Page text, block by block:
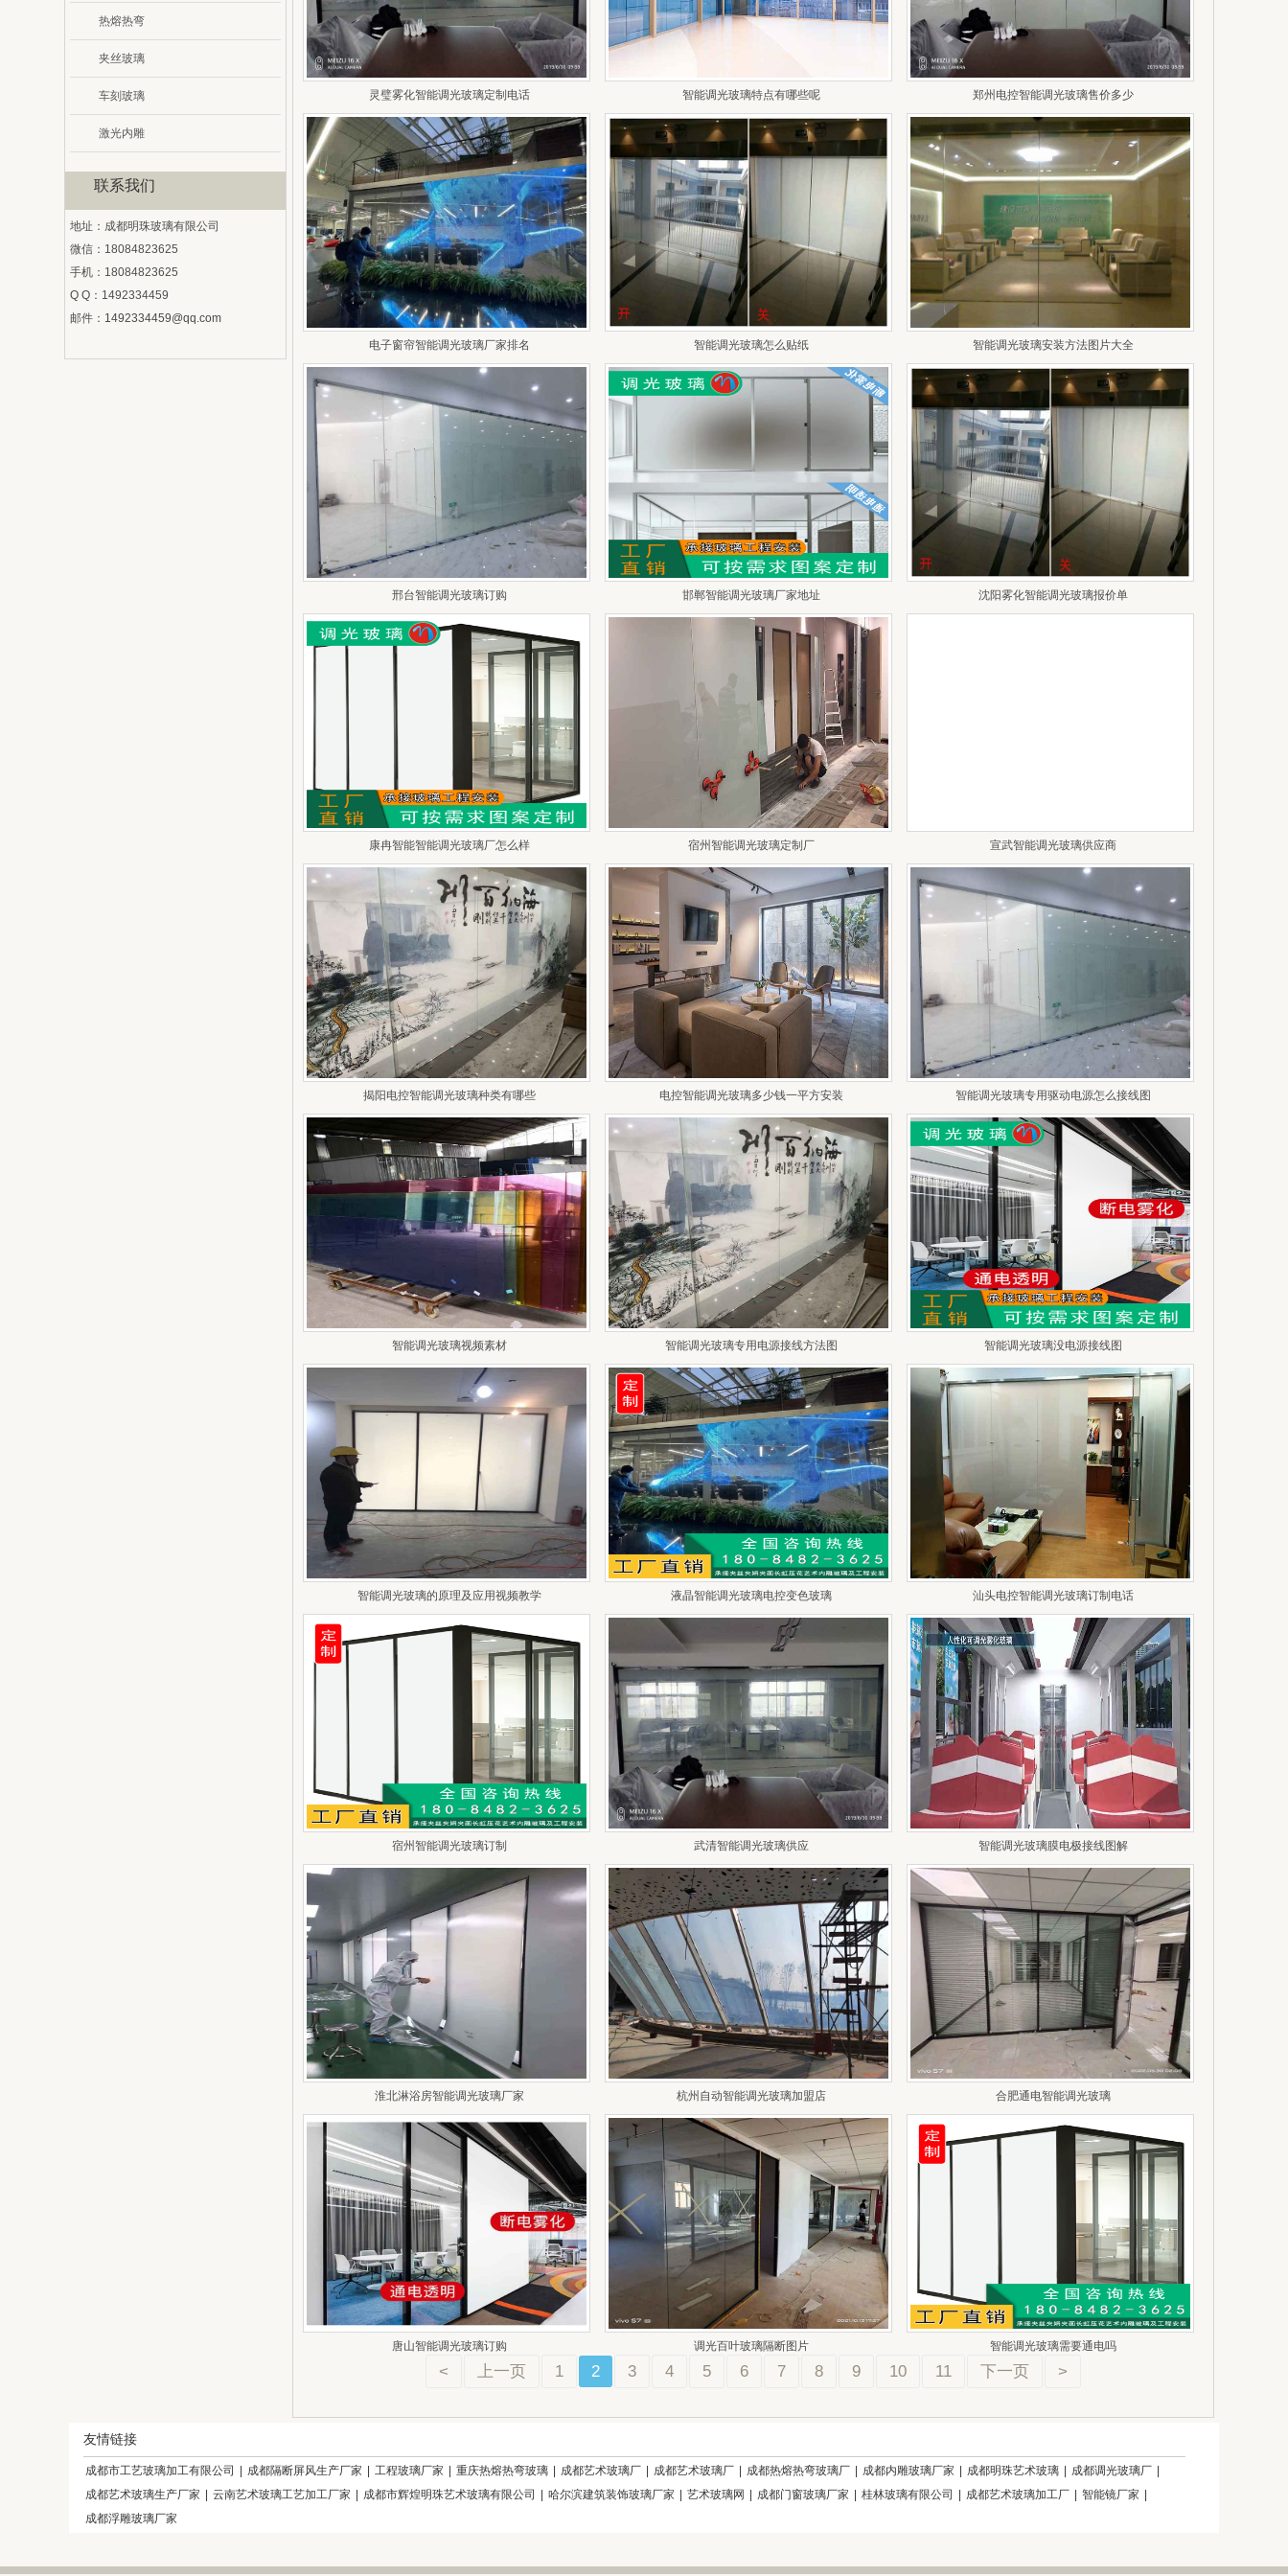
热熔热弯
夹丝玻璃
车刻玻璃
激光内雕
联系我们
地址：成都明珠玻璃有限公司
微信：18084823625
手机：18084823625
Q Q：1492334459
邮件： 1492334459@qq.com
灵璧雾化智能调光玻璃定制电话 智能调光玻璃特点有哪些呢 郑州电控智能调光玻璃售价多少
电子窗帘智能调光玻璃厂家排名 智能调光玻璃怎么贴纸 智能调光玻璃安装方法图片大全
邢台智能调光玻璃订购 邯郸智能调光玻璃厂家地址 沈阳雾化智能调光玻璃报价单
康冉智能智能调光玻璃厂怎么样 宿州智能调光玻璃定制厂 宣武智能调光玻璃供应商
揭阳电控智能调光玻璃种类有哪些 电控智能调光玻璃多少钱一平方安装 智能调光玻璃专用驱动电源怎么接线图
智能调光玻璃视频素材 智能调光玻璃专用电源接线方法图 智能调光玻璃没电源接线图
智能调光玻璃的原理及应用视频教学 液晶智能调光玻璃电控变色玻璃 汕头电控智能调光玻璃订制电话
宿州智能调光玻璃订制 武清智能调光玻璃供应 智能调光玻璃膜电极接线图解
淮北淋浴房智能调光玻璃厂家 杭州自动智能调光玻璃加盟店 合肥通电智能调光玻璃
唐山智能调光玻璃订购 调光百叶玻璃隔断图片 智能调光玻璃需要通电吗
< 上一页 1 2 3 4 5 6 7 8 9 10 11 下一页 >
友情链接
成都市工艺玻璃加工有限公司 成都隔断屏风生产厂家 工程玻璃厂家 重庆热熔热弯玻璃 成都艺术玻璃厂 成都艺术玻璃厂 成都热熔热弯玻璃厂 成都内雕玻璃厂家 成都明珠艺术玻璃 成都调光玻璃厂
成都艺术玻璃生产厂家
云南艺术玻璃工艺加工厂家 成都市辉煌明珠艺术玻璃有限公司 哈尔滨建筑装饰玻璃厂家 艺术玻璃网 成都门窗玻璃厂家 桂林玻璃有限公司 成都艺术玻璃加工厂 智能镜厂家
成都浮雕玻璃厂家